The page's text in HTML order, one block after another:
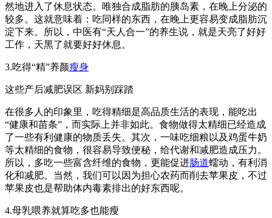
然地进入了休息状态。唯独合成脂肪的胰岛素，在晚上分泌的
较多。这就意味着：吃同样的东西，在晚上更容易变成脂肪沉
淀下来。所以，中医有“天人合一”的养生说，就是天亮了好好
工作，天黑了就要好好休息。
3.吃得“精”养颜瘦身
这些产后减肥误区 新妈别踩踏
在很多人的印象里，吃得精细是高品质生活的表现，能吃出
“健康和苗条”，而实际上并非如此。食物做得太精细已经造成
了一些有利健康的物质丢失。其次，一味吃细粮以及鸡蛋牛奶
等太精细的食物，很容易导致便秘，给代谢和减肥造成压力。
所以，多吃一些富含纤维的食物，更能促进肠道蠕动，有利消
化和减肥。当然，我们可以因为担心农药而削去苹果皮，不过
苹果皮也是帮助体内毒素排出的好东西呢。
4.母乳喂养就算吃多也能瘦